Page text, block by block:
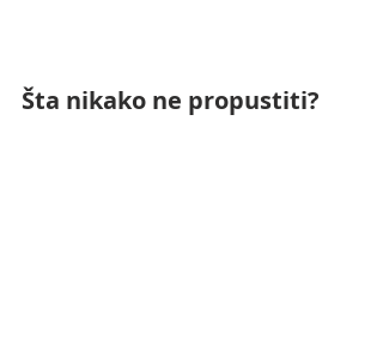
Šta nikako ne propustiti?